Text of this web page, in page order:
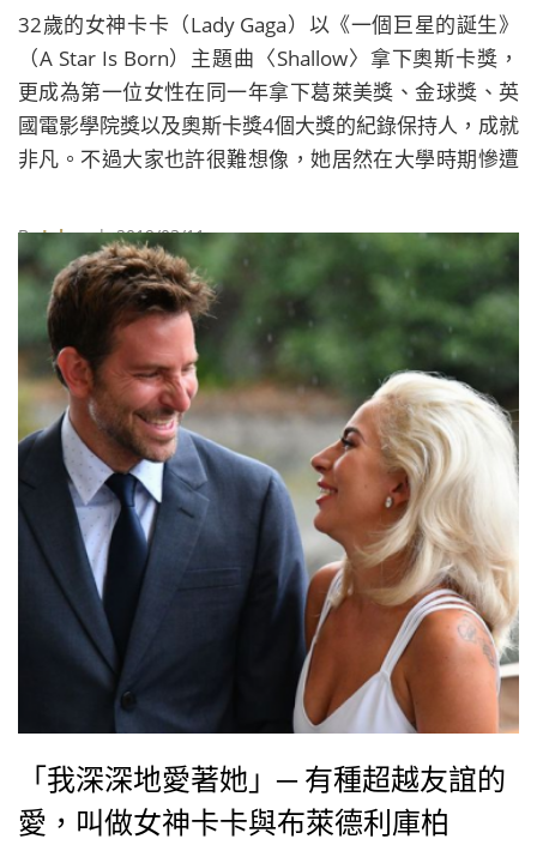
32歲的女神卡卡（Lady Gaga）以《一個巨星的誕生》
（A Star Is Born）主題曲〈Shallow〉拿下奧斯卡獎，
更成為第一位女性在同一年拿下葛萊美獎、金球獎、英
國電影學院獎以及奧斯卡獎4個大獎的紀錄保持人，成就
非凡。不過大家也許很難想像，她居然在大學時期慘遭
起，卻也成功打臉當時所有不看好並且霸凌她的人。
ByJuksy| 2019/03/11
「我深深地愛著她」─ 有種超越友誼的
愛，叫做女神卡卡與布萊德利庫柏